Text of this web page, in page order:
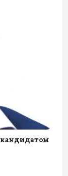
кандидатом